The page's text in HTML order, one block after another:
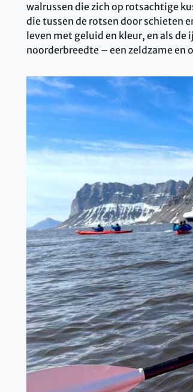
walrussen die zich op rotsachtige
die tussen de rotsen door schieten
leven met geluid en kleur, en als
noorderbreedte – een zeldzame